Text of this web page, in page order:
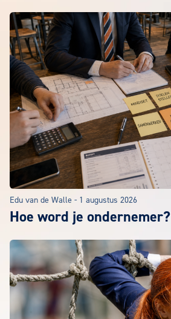
Edu van de Walle - 1 augustus 2026
Hoe word je ondernemer?